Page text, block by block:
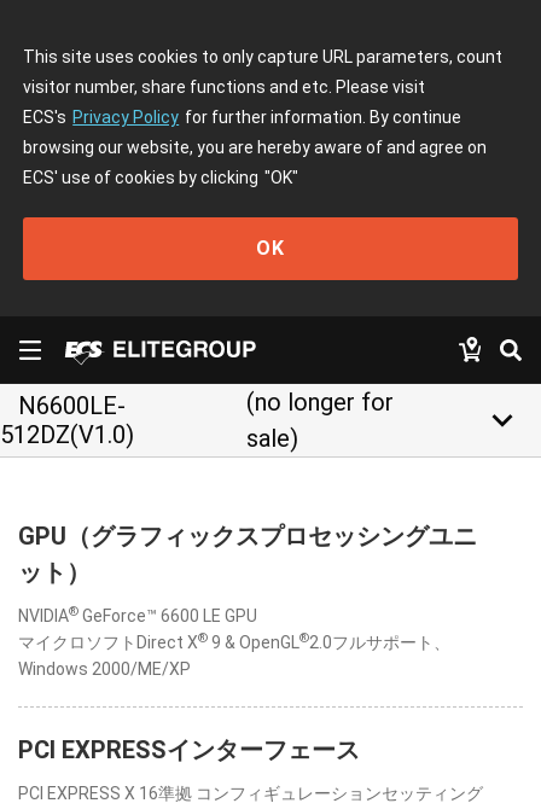
This site uses cookies to only capture URL parameters, count
visitor number, share functions and etc. Please visit
ECS's Privacy Policy for further information. By continue
browsing our website, you are hereby aware of and agree on
ECS' use of cookies by clicking "OK"
OK
N6600LE-
512DZ(V1.0)
(no longer for
sale)
keyboard_arrow_down
GPU（グラフィックスプロセッシングユニ
ット）
NVIDIA® GeForce™ 6600 LE GPU
マイクロソフトDirect X® 9 & OpenGL ®2.0フルサポート、
Windows 2000/ME/XP
PCI EXPRESSインターフェース
PCI EXPRESS X 16準拠 コンフィギュレーションセッティング